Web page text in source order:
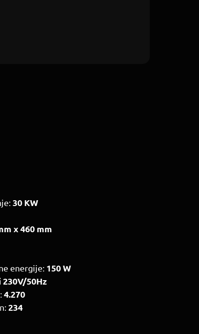
30 KW
x 460 mm
energije: 150 W
50Hz
4.270
234